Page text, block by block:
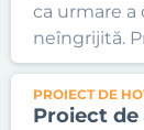
ca urmare a
neîngrijită.
PROIECT DE
Proiect de